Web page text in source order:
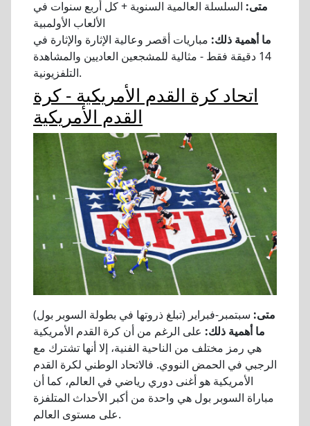
متى: السلسلة العالمية السنوية + كل أربع سنوات في
الألعاب الأولمبية
ما أهمية ذلك: مباريات أقصر وعالية الإثارة والإثارة في
14 دقيقة فقط - مثالية للمشجعين العاديين والمشاهدة
التلفزيونية.
اتحاد كرة القدم الأمريكية - كرة
القدم الأمريكية
متى: سبتمبر-فبراير (تبلغ ذروتها في بطولة السوبر بول)
ما أهمية ذلك: على الرغم من أن كرة القدم الأمريكية
هي رمز مختلف من الناحية الفنية، إلا أنها تشترك مع
الرجبي في الحمض النووي. فالاتحاد الوطني لكرة القدم
الأمريكية هو أغنى دوري رياضي في العالم، كما أن
مباراة السوبر بول هي واحدة من أكبر الأحداث المتلفزة
على مستوى العالم.